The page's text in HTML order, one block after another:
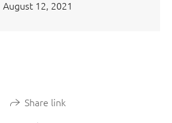
August 12, 2021
Share link